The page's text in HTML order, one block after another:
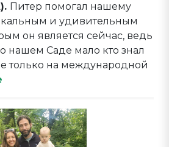
Питер помогал нашему
и удивительным
он является сейчас, ведь
о нашем Саде мало кто знал
только на международной